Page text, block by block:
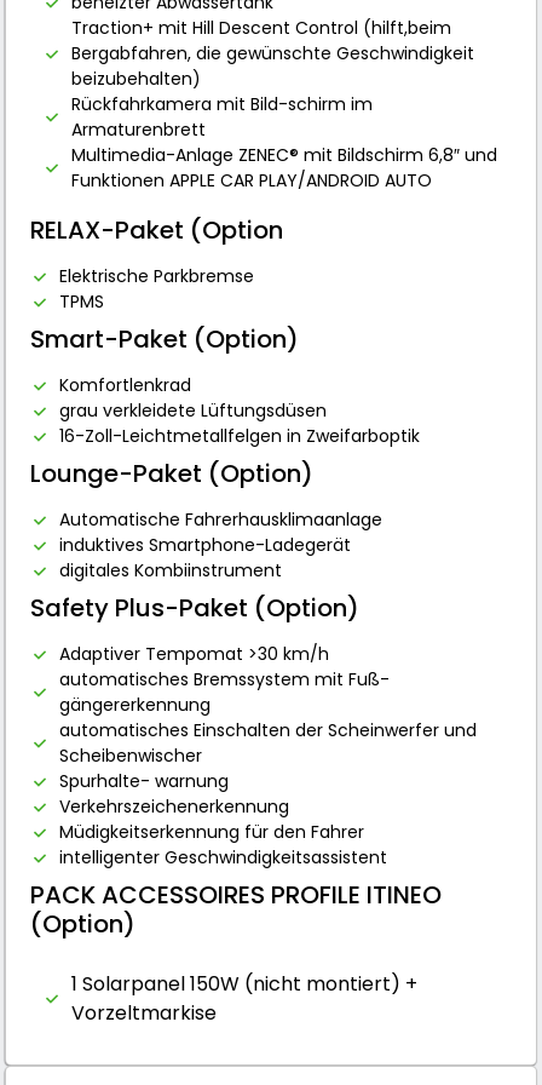
Traction+ mit Hill Descent Control (hilft,beim
Bergabfahren, die gewünschte Geschwindigkeit
beizubehalten)
Rückfahrkamera mit Bild-schirm im
Armaturenbrett
Multimedia-Anlage ZENEC® mit Bildschirm 6,8″ und
Funktionen APPLE CAR PLAY/ANDROID AUTO
RELAX-Paket (Option
Elektrische Parkbremse
TPMS
Smart-Paket (Option)
Komfortlenkrad
grau verkleidete Lüftungsdüsen
16-Zoll-Leichtmetallfelgen in Zweifarboptik
Lounge-Paket (Option)
Automatische Fahrerhausklimaanlage
induktives Smartphone-Ladegerät
digitales Kombiinstrument
Safety Plus-Paket (Option)
Adaptiver Tempomat >30 km/h
automatisches Bremssystem mit Fuß-
gängererkennung
automatisches Einschalten der Scheinwerfer und
Scheibenwischer
Spurhalte- warnung
Verkehrszeichenerkennung
Müdigkeitserkennung für den Fahrer
intelligenter Geschwindigkeitsassistent
PACK ACCESSOIRES PROFILE ITINEO
(Option)
1 Solarpanel 150W (nicht montiert) +
Vorzeltmarkise